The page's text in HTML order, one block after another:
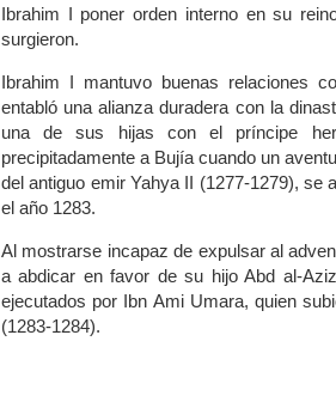
Ibrahim I poner orden interno en su
surgieron.
Ibrahim I mantuvo buenas relaciones
entabló una alianza duradera con la
una de sus hijas con el príncipe
precipitadamente a Bujía cuando un
del antiguo emir Yahya II (1277-1279),
el año 1283.
Al mostrarse incapaz de expulsar al
a abdicar en favor de su hijo Abd al-
ejecutados por Ibn Ami Umara, quien
(1283-1284).